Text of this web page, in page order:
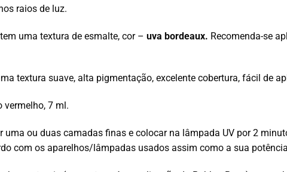
raios de luz.
uma textura de esmalte, cor – uva bordeaux. Recomenda-se
textura suave, alta pigmentação, excelente cobertura, fácil de
vermelho, 7 ml.
uma ou duas camadas finas e colocar na lâmpada UV por 2
com os aparelhos/lâmpadas usados assim como a sua